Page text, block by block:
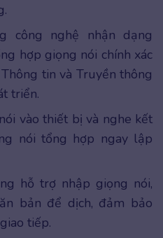
công nghệ nhận dạng
hợp giọng nói chính xác
tin và Truyền thông
triển.
vào thiết bị và nghe kết
nói tổng hợp ngay lập
hỗ trợ nhập giọng nói,
bản để dịch, đảm bảo
tiếp.